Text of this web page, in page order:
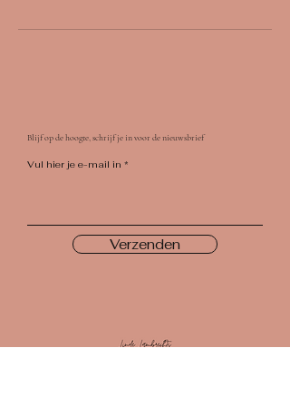
Blijf op de hoogte, schrijf je in voor de nieuwsbrief
Vul hier je e-mail in
Verzenden